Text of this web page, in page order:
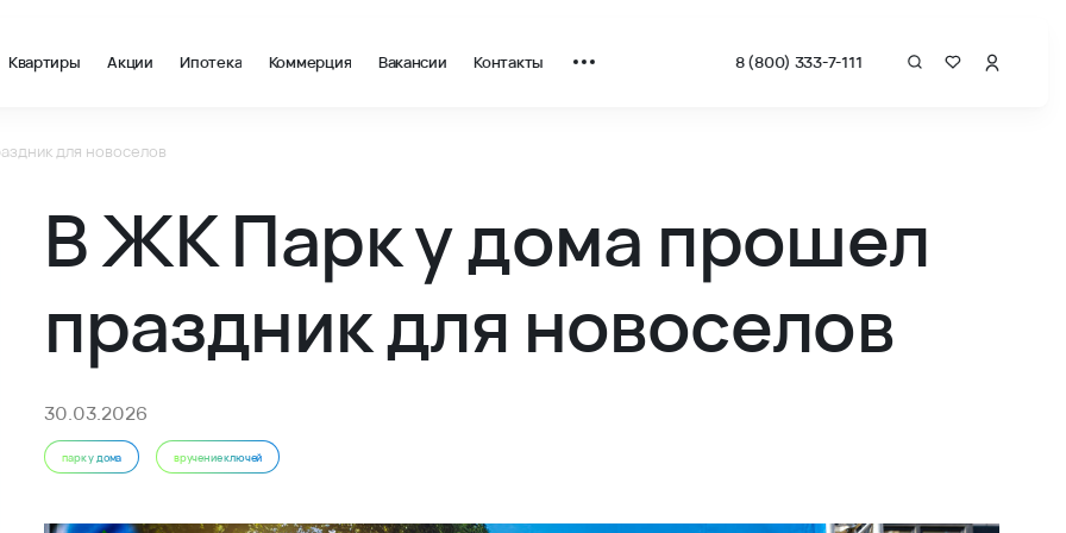
Квартиры Акции Ипотека Коммерция Вакансии Контакты 8 (800) 333-7-111
для новоселов
В ЖК Парк у дома прошел
праздник для новоселов
30.03.2026
парк у дома вручение ключей